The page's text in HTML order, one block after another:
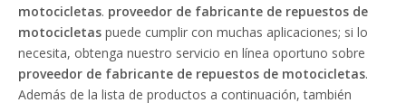
motocicletas. proveedor de fabricante de repuestos de
motocicletas puede cumplir con muchas aplicaciones; si lo
necesita, obtenga nuestro servicio en línea oportuno sobre
proveedor de fabricante de repuestos de motocicletas.
Además de la lista de productos a continuación, también